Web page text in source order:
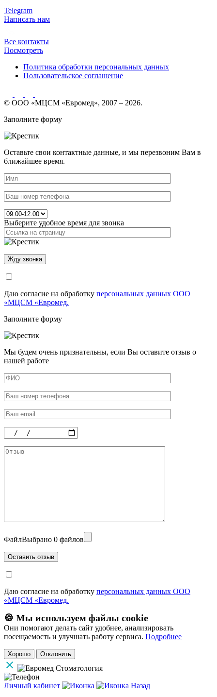
Telegram
Написать нам
Все контакты
Посмотреть
Политика обработки персональных данных
Пользовательское соглашение
© ООО «МЦСМ «Евромед», 2007 – 2026.
Заполните форму
Оставьте свои контактные данные, и мы перезвоним Вам в
ближайшее время.
Выберите удобное время для звонка
Даю согласие на обработку персональных данных ООО
«МЦСМ «Евромед.
Заполните форму
Мы будем очень признательны, если Вы оставите отзыв о
нашей работе
ФайлВыбрано 0 файлов
Даю согласие на обработку персональных данных ООО
«МЦСМ «Евромед.
🍪 Мы используем файлы cookie
Они помогают делать сайт удобнее, анализировать
посещаемость и улучшать работу сервиса. Подробнее
Хорошо Отклонить
Личный кабинет
Назад